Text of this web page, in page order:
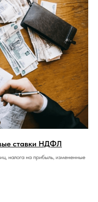
ставки НДФЛ
налога на прибыль, измененные